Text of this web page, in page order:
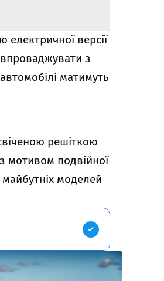
версії
з
матимуть
решіткою
мотивом подвійної
моделей